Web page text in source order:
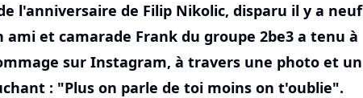
l'anniversaire de Filip Nikolic, disparu il y a neuf
ami et camarade Frank du groupe 2be3 a tenu à
sur Instagram, à travers une photo et un
: "Plus on parle de toi moins on t'oublie".